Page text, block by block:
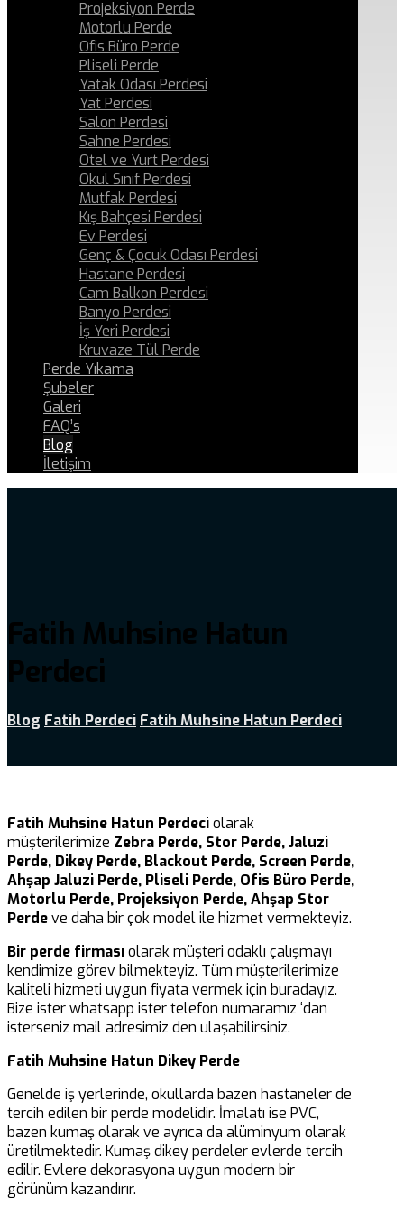
Projeksiyon Perde
Motorlu Perde
Ofis Büro Perde
Pliseli Perde
Yatak Odası Perdesi
Yat Perdesi
Salon Perdesi
Sahne Perdesi
Otel ve Yurt Perdesi
Okul Sınıf Perdesi
Mutfak Perdesi
Kış Bahçesi Perdesi
Ev Perdesi
Genç & Çocuk Odası Perdesi
Hastane Perdesi
Cam Balkon Perdesi
Banyo Perdesi
İş Yeri Perdesi
Kruvaze Tül Perde
Perde Yıkama
Şubeler
Galeri
FAQ’s
Blog
İletişim
Fatih Muhsine Hatun
Perdeci
Blog Fatih Perdeci Fatih Muhsine Hatun Perdeci
Fatih Muhsine Hatun Perdeciolarak
müşterilerimize Zebra Perde, Stor Perde, Jaluzi
Perde, Dikey Perde, Blackout Perde, Screen Perde,
Ahşap Jaluzi Perde, Pliseli Perde, Ofis Büro Perde,
Motorlu Perde, Projeksiyon Perde, Ahşap Stor
Perdeve daha bir çok model ile hizmet vermekteyiz.
Bir perde firmasıolarak müşteri odaklı çalışmayı
kendimize görev bilmekteyiz. Tüm müşterilerimize
kaliteli hizmeti uygun fiyata vermek için buradayız.
Bize ister whatsapp ister telefon numaramız ‘dan
isterseniz mail adresimiz den ulaşabilirsiniz.
Fatih Muhsine Hatun Dikey Perde
Genelde iş yerlerinde, okullarda bazen hastaneler de
tercih edilen bir perde modelidir. İmalatı ise PVC,
bazen kumaş olarak ve ayrıca da alüminyum olarak
üretilmektedir. Kumaş dikey perdeler evlerde tercih
edilir. Evlere dekorasyona uygun modern bir
görünüm kazandırır.